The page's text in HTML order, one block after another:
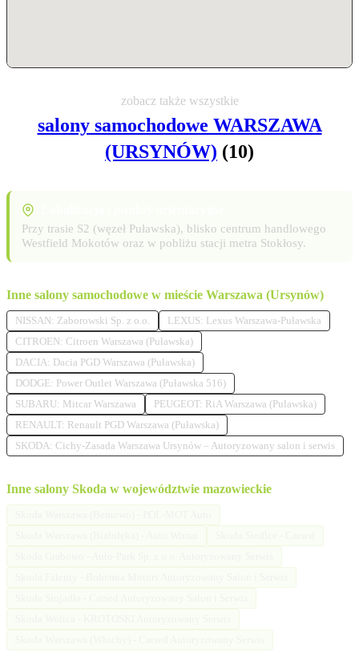
zobacz także wszystkie
salony samochodowe WARSZAWA
(URSYNÓW) (10)
Przy trasie S2 (węzeł Puławska), blisko centrum handlowego
Westfield Mokotów oraz w pobliżu stacji metra Stokłosy.
Inne salony samochodowe w mieście Warszawa (Ursynów)
NISSAN: Zaborowski Sp. z o.o.
LEXUS: Lexus Warszawa-Puławska
CITROEN: Citroen Warszawa (Puławska)
DACIA: Dacia PGD Warszawa (Puławska)
DODGE: Power Outlet Warszawa (Puławska 516)
SUBARU: Mitcar Warszawa
PEUGEOT: RiA Warszawa (Pulawska)
RENAULT: Renault PGD Warszawa (Puławska)
SKODA: Cichy-Zasada Warszawa Ursynów – Autoryzowany salon i serwis
Inne salony Skoda w województwie mazowieckie